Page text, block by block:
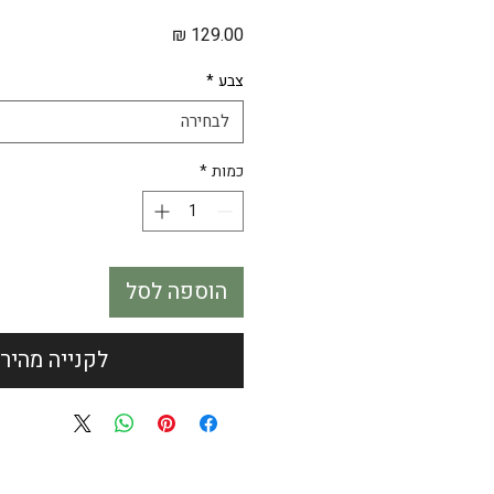
צבע*
לבחירה
כמות*
הוספה לסל
לקנייה